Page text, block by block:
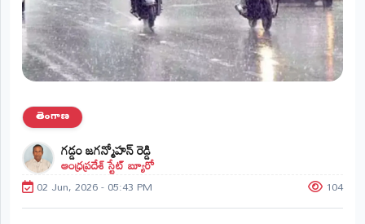
ప్రాంతీయ
వార్తలు
(STATE)
తెలంగాణ
ఆంధ్రప్రదేశ్
ప్రధాన
విభాగాలు
(MAIN)
తెలంగాణ
గడ్డం జగన్మోహన్ రెడ్డి
ఆంధ్రప్రదేశ్ స్టేట్ బ్యూరో
02 Jun, 2026 - 05:43 PM 104